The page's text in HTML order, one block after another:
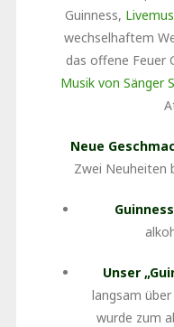
Guinness,
wechselhaftem
das offene Feuer
Musik von Sänger
Neue
Zwei Neuheiten
Unser
langsam
wurde zum